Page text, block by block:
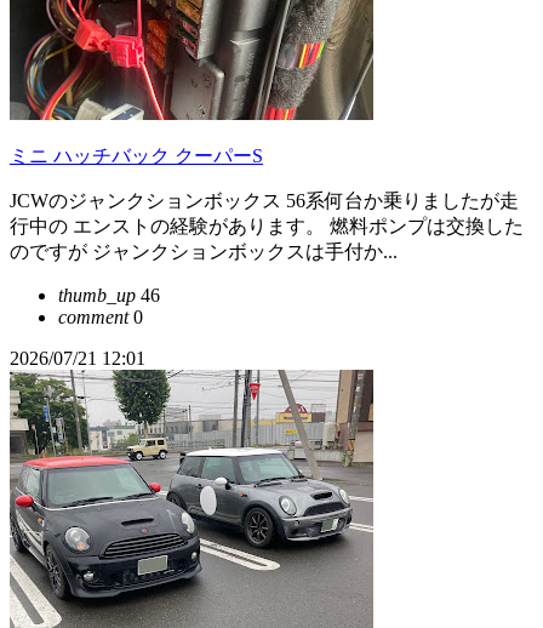
ミニ ハッチバック クーパーS
JCWのジャンクションボックス 56系何台か乗りましたが走
行中の エンストの経験があります。 燃料ポンプは交換した
のですが ジャンクションボックスは手付か...
thumb_up 46
comment0
2026/07/21 12:01